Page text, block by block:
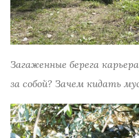
Загаженные берега
за собой? Зачем кидать